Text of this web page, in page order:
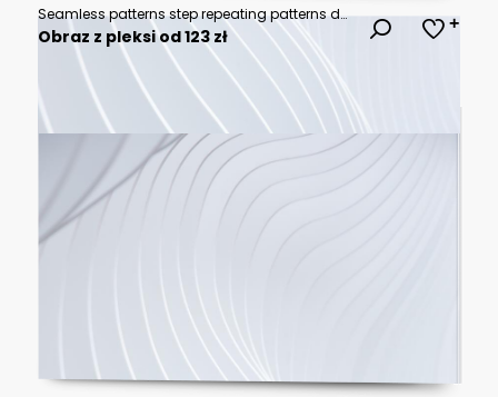
Seamless patterns step repeating patterns design
Obraz z pleksi od 123 zł